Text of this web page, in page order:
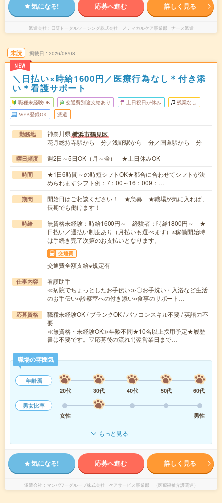
気になる! 応募へ進む 詳しく見る
派遣会社 日研トータルソーシング株式会社 メディカルケア事業部 ナース派遣
未読
NEW
掲載日 2026/08/08
＼日払い×時給1600円／医療行為なし＊付き添
い＊看護サポート
職種未経験OK 交通費別途支給あり 土日祝日が休み 残業なし
WEB登録OK 派遣
勤務地 神奈川県横浜市鶴見区
花月総持寺駅から---分／浅野駅から---分／国道駅から---分
曜日頻度 週2日～5日OK（月～金） ★土日休みOK
時間
★1日6時間～の時短シフトOK★都合に合わせてシフトが決
められますシフト例：7：00～16：009：…
期間
開始日はご相談ください！ ★急募 ★職場が気に入れば、
長期でも働けます！
時給
無資格未経験：時給1600円～ 経験者：時給1800円～ ★
日払い／週払い制度あり（月払いも選べます）※稼働開始時
は手続き完了次第のお支払いとなります。
交通費
交通費全額支給※規定有
仕事内容
看護助手
≪病院でちょっとしたお手伝い≫〇お手洗い・入浴など生活
のお手伝い○診察室への付き添い○食事のサポート…
応募資格
職種未経験OK / ブランクOK / パソコンスキル不要 / 英語力不
要
≪無資格・未経験OK≫年齢不問★10名以上採用予定★履歴
書は不要です。▽応募後の流れ1)翌営業日まで…
職場の雰囲気
年齢層
20代
30代 40代 50代
60代
男女比率
女性
男性
もっと見る
気になる! 応募へ進む 詳しく見る
派遣会社 マンパワーグループ株式会社 ケアサービス事業部 （医療福祉介護関連）